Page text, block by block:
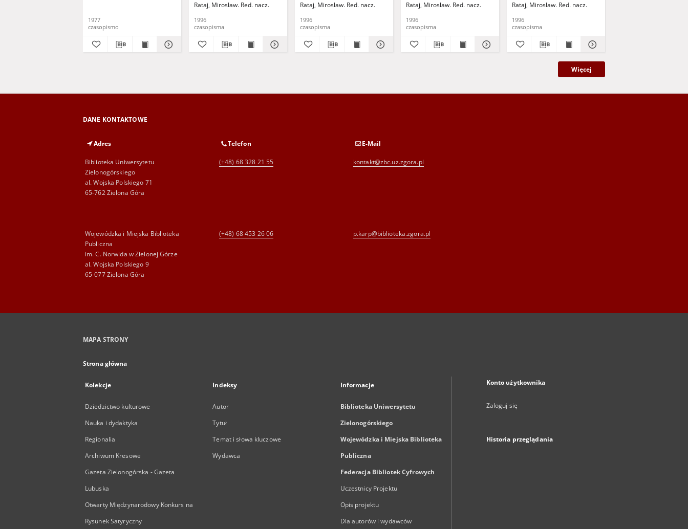
1977
czasopismo
Rataj, Mirosław. Red. nacz.
1996
czasopisma
Rataj, Mirosław. Red. nacz.
1996
czasopisma
Rataj, Mirosław. Red. nacz.
1996
czasopisma
Rataj, Mirosław. Red. nacz.
1996
czasopisma
Więcej
DANE KONTAKTOWE
Adres
Biblioteka Uniwersytetu
Zielonogórskiego
al. Wojska Polskiego 71
65-762 Zielona Góra
Telefon
(+48) 68 328 21 55
E-Mail
kontakt@zbc.uz.zgora.pl
Wojewódzka i Miejska Biblioteka
Publiczna
im. C. Norwida w Zielonej Górze
al. Wojska Polskiego 9
65-077 Zielona Góra
(+48) 68 453 26 06 p.karp@biblioteka.zgora.pl
MAPA STRONY
Strona główna
Kolekcje
Dziedzictwo kulturowe
Nauka i dydaktyka
Regionalia
Archiwum Kresowe
Gazeta Zielonogórska - Gazeta
Lubuska
Otwarty Międzynarodowy Konkurs na
Rysunek Satyryczny
Indeksy
Autor
Tytuł
Temat i słowa kluczowe
Wydawca
Informacje
Biblioteka Uniwersytetu
Zielonogórskiego
Wojewódzka i Miejska Biblioteka
Publiczna
Federacja Bibliotek Cyfrowych
Uczestnicy Projektu
Opis projektu
Dla autorów i wydawców
Konto użytkownika
Zaloguj się
Historia przeglądania